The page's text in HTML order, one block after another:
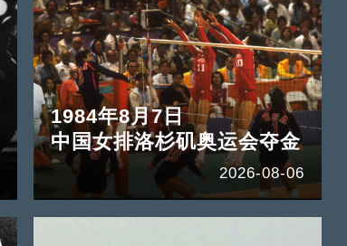
1984年8月7日
中国女排洛杉矶奥运会夺金
2026-08-06